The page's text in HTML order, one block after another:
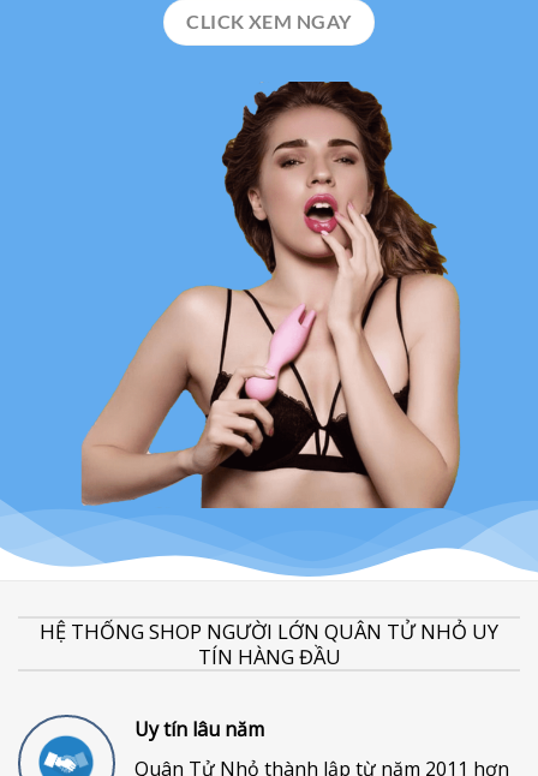
CLICK XEM NGAY
HỆ THỐNG SHOP NGƯỜI LỚN QUÂN TỬ NHỎ UY
TÍN HÀNG ĐẦU
Uy tín lâu năm
Quân Tử Nhỏ thành lập từ năm 2011 hơn